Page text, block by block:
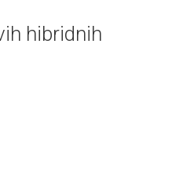
hibridnih